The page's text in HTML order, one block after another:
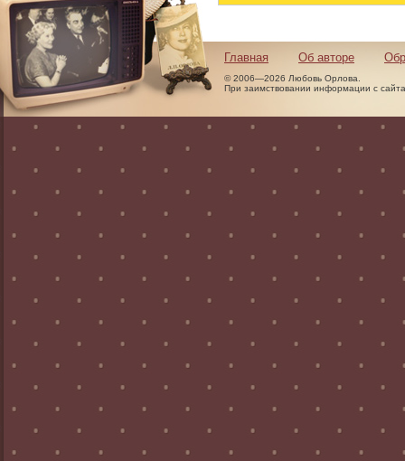
Главная Об авторе
© 2006—2026 Любовь Орлова.
При заимствовании информации с